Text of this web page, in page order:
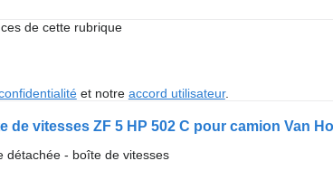
de cette rubrique
et notre accord utilisateur.
de vitesses ZF 5 HP 502 C pour camion Van
détachée - boîte de vitesses